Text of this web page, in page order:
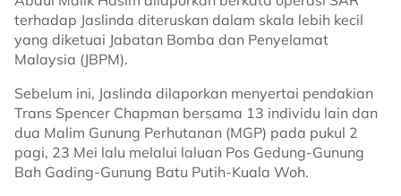
terhadap Jaslinda diteruskan dalam skala lebih kecil
yang diketuai Jabatan Bomba dan Penyelamat
Malaysia (JBPM).
Sebelum ini, Jaslinda dilaporkan menyertai pendakian
Trans Spencer Chapman bersama 13 individu lain dan
dua Malim Gunung Perhutanan (MGP) pada pukul 2
pagi, 23 Mei lalu melalui laluan Pos Gedung-Gunung
Bah Gading-Gunung Batu Putih-Kuala Woh.